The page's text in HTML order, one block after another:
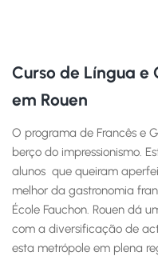
Curso de Língua e
em Rouen
O programa de Francês e
berço do impressionismo.
alunos que queiram
melhor da gastronomia
École Fauchon. Rouen dá
com a diversificação de
esta metrópole em plena